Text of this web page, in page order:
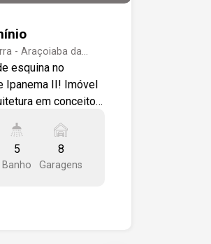
- Araçoiaba da
esquina no
II! Imóvel
em conceito
conforto e
escadas. A casa
amplos, integrados
5
Banho
8
Garagens